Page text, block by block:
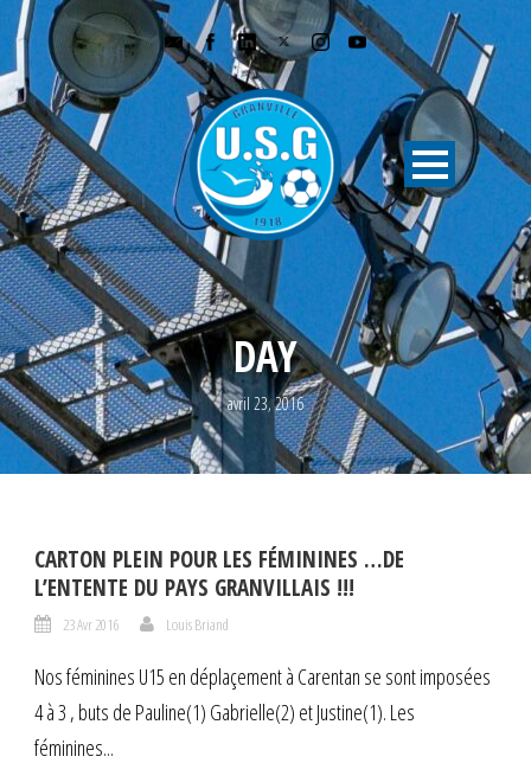
DAY
avril 23, 2016
CARTON PLEIN POUR LES FÉMININES …DE
L’ENTENTE DU PAYS GRANVILLAIS !!!
23 Avr 2016 Louis Briand
Nos féminines U15 en déplaçement à Carentan se sont imposées
4 à 3 , buts de Pauline(1) Gabrielle(2) et Justine(1). Les
féminines...